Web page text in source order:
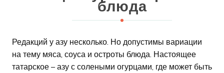
блюда
Редакций у азу несколько. Но допустимы вариации
на тему мяса, соуса и остроты блюда. Настоящее
татарское – азу с солеными огурцами, где может быть